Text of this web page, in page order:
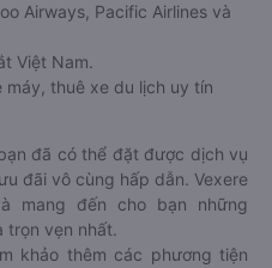
Airways, Pacific Airlines và
Việt Nam.
máy, thuê xe du lịch uy tín
đã có thể đặt được dịch vụ
đãi vô cùng hấp dẫn. Vexere
mang đến cho bạn những
trọn vẹn nhất.
khảo thêm các phương tiện